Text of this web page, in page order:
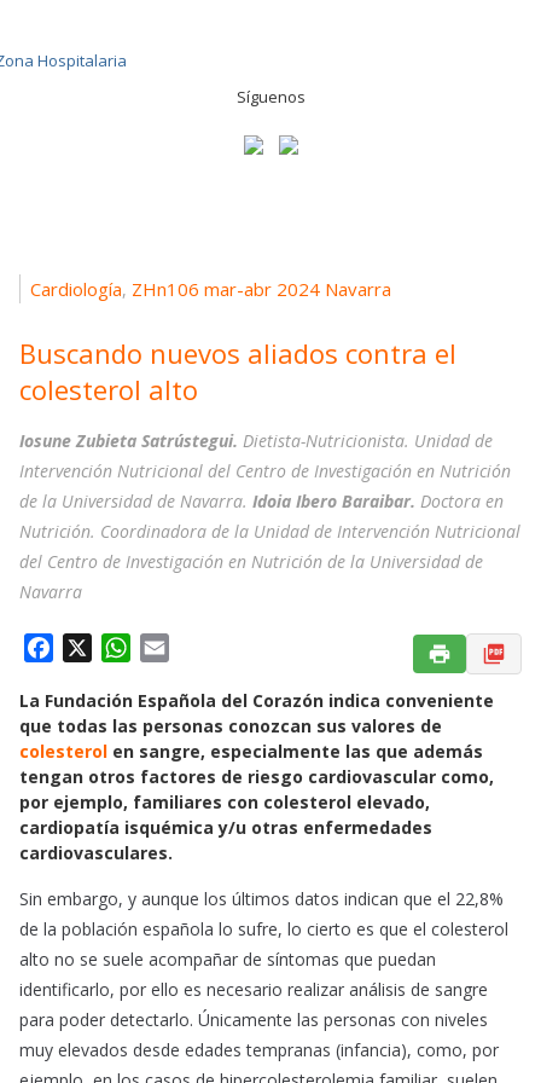
Síguenos
Cardiología, ZHn106 mar-abr 2024 Navarra
Buscando nuevos aliados contra el
colesterol alto
Iosune Zubieta Satrústegui. Dietista-Nutricionista. Unidad de
Intervención Nutricional del Centro de Investigación en Nutrición
de la Universidad de Navarra. Idoia Ibero Baraibar. Doctora en
Nutrición. Coordinadora de la Unidad de Intervención Nutricional
del Centro de Investigación en Nutrición de la Universidad de
Navarra
c
e
b
o
o
k
W
a
t
s
A
p
p
a
i
l
La Fundación Española del Corazón indica conveniente
que todas las personas conozcan sus valores de
colesterol en sangre, especialmente las que además
tengan otros factores de riesgo cardiovascular como,
por ejemplo, familiares con colesterol elevado,
cardiopatía isquémica y/u otras enfermedades
cardiovasculares.
Sin embargo, y aunque los últimos datos indican que el 22,8%
de la población española lo sufre, lo cierto es que el colesterol
alto no se suele acompañar de síntomas que puedan
identificarlo, por ello es necesario realizar análisis de sangre
para poder detectarlo. Únicamente las personas con niveles
muy elevados desde edades tempranas (infancia), como, por